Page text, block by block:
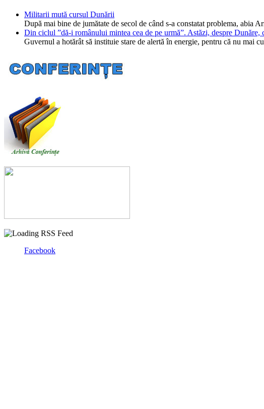
Militarii mută cursul Dunării
După mai bine de jumătate de secol de când s-a constatat problema, abia
Din ciclul ”dă-i românului mintea cea de pe urmă”. Astăzi, despre Dunăre,
Guvernul a hotărât să instituie stare de alertă în energie, pentru că nu mai
Facebook